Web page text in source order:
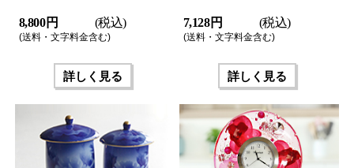
8,800 円 (税込)
(送料・文字料金含む)
詳しく見る
7,128 円 (税込)
(送料・文字料金含む)
詳しく見る